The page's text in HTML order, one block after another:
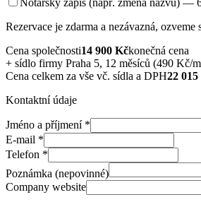
Rezervace je zdarma a nezávazná, ozveme
Cena společnosti14 900 Kčkonečná cena
+ sídlo firmy Praha 5, 12 měsíců (490 Kč/
Cena celkem za vše vč. sídla a DPH22 015
Kontaktní údaje
Jméno a příjmení*
E-mail *
Telefon *
Poznámka (nepovinné)
Company website